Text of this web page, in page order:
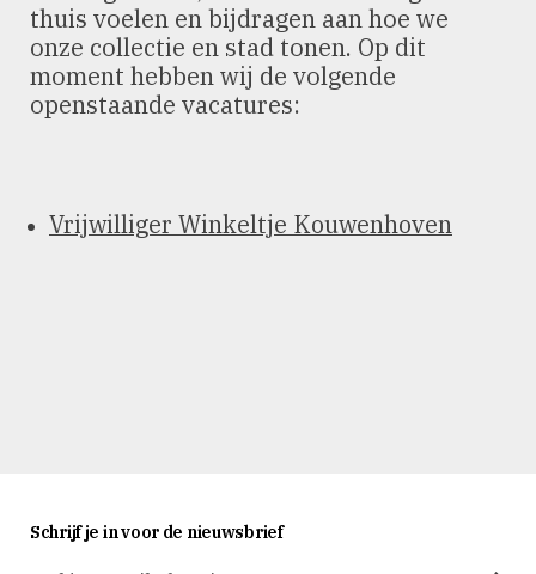
thuis voelen en bijdragen aan hoe we
onze collectie en stad tonen. Op dit
moment hebben wij de volgende
openstaande vacatures:
Vrijwilliger Winkeltje Kouwenhoven
Schrijf je in voor de nieuwsbrief